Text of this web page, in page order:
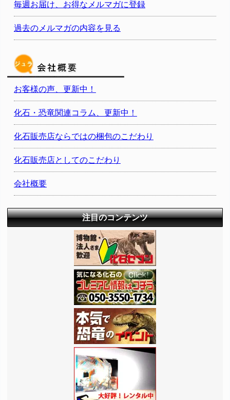
毎週お届け、お得なメルマガに登録
過去のメルマガの内容を見る
お客様の声、更新中！
化石・恐竜関連コラム、更新中！
化石販売店ならではの梱包のこだわり
化石販売店としてのこだわり
会社概要
注目のコンテンツ